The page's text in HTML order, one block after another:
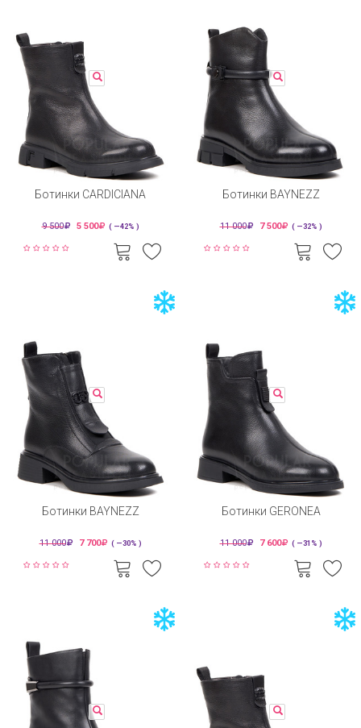
Ботинки CARDICIANA
9 500 5 500 ( —42% )
Ботинки BAYNEZZ
11 000 7 500 ( —32% )
Ботинки BAYNEZZ
11 000 7 700 ( —30% )
Ботинки GERONEA
11 000 7 600 ( —31% )